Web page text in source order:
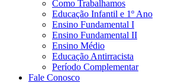
Como Trabalhamos
Educação Infantil e 1º Ano
Ensino Fundamental I
Ensino Fundamental II
Ensino Médio
Educação Antirracista
Período Complementar
Fale Conosco